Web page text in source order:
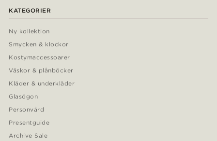
KATEGORIER
Ny kollektion
Smycken & klockor
Kostymaccessoarer
Väskor & plånböcker
Kläder & underkläder
Glasögon
Personvård
Presentguide
Archive Sale